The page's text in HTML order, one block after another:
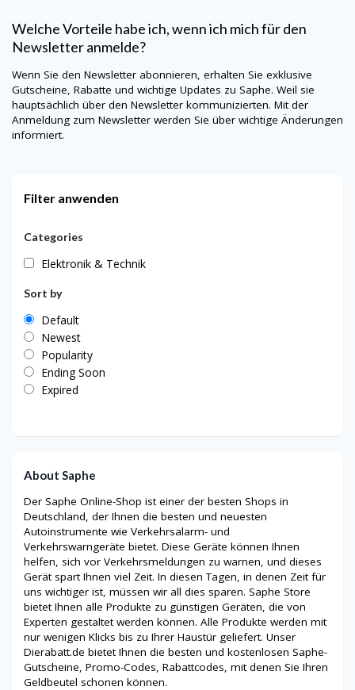
Welche Vorteile habe ich, wenn ich mich für den
Newsletter anmelde?
Wenn Sie den Newsletter abonnieren, erhalten Sie exklusive
Gutscheine, Rabatte und wichtige Updates zu Saphe. Weil sie
hauptsächlich über den Newsletter kommunizierten. Mit der
Anmeldung zum Newsletter werden Sie über wichtige Änderungen
informiert.
Filter anwenden
Categories
Elektronik & Technik
Sort by
Default
Newest
Popularity
Ending Soon
Expired
About Saphe
Der Saphe Online-Shop ist einer der besten Shops in
Deutschland, der Ihnen die besten und neuesten
Autoinstrumente wie Verkehrsalarm- und
Verkehrswarngeräte bietet. Diese Geräte können Ihnen
helfen, sich vor Verkehrsmeldungen zu warnen, und dieses
Gerät spart Ihnen viel Zeit. In diesen Tagen, in denen Zeit für
uns wichtiger ist, müssen wir all dies sparen. Saphe Store
bietet Ihnen alle Produkte zu günstigen Geräten, die von
Experten gestaltet werden können. Alle Produkte werden mit
nur wenigen Klicks bis zu Ihrer Haustür geliefert. Unser
Dierabatt.de bietet Ihnen die besten und kostenlosen Saphe-
Gutscheine, Promo-Codes, Rabattcodes, mit denen Sie Ihren
Geldbeutel schonen können.